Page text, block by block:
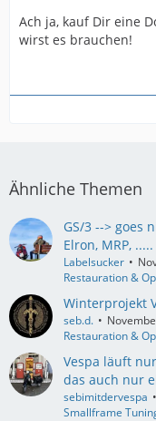
Ach ja, kauf Dir eine
wirst es brauchen!
Ähnliche Themen
GS/3 --> goes
Elron, MRP, .....
Labelsucker
Restauration &
Winterprojekt
seb.d.
Restauration &
Vespa läuft
das auch nur
sebimitdervespa
Smallframe